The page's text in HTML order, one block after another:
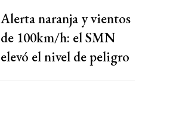
Alerta naranja y vientos
de 100km/h: el SMN
elevó el nivel de peligro